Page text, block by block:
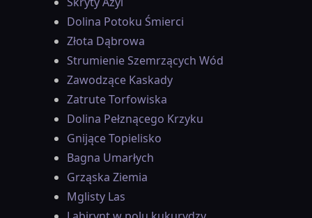
Dolina Potoku Śmierci
Złota Dąbrowa
Strumienie Szemrzących Wód
Zawodzące Kaskady
Zatrute Torfowiska
Dolina Pełznącego Krzyku
Gnijące Topielisko
Bagna Umarłych
Grząska Ziemia
Mglisty Las